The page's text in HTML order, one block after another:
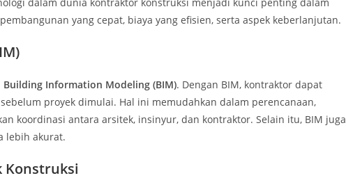
yang cepat, biaya yang efisien, serta aspek keberlanjutan.
Building Information Modeling (BIM). Dengan BIM, kontraktor dapat
proyek dimulai. Hal ini memudahkan dalam perencanaan,
koordinasi antara arsitek, insinyur, dan kontraktor. Selain itu, BIM juga
lebih akurat.
Konstruksi